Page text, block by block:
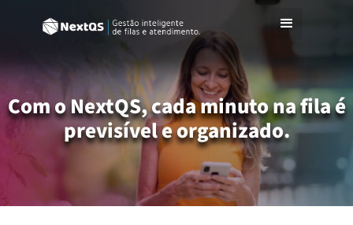
Com o NextQS, cada minuto na fila é
previsível e organizado.